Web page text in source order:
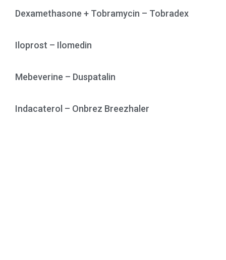
Dexamethasone + Tobramycin – Tobradex
Iloprost – Ilomedin
Mebeverine – Duspatalin
Indacaterol – Onbrez Breezhaler